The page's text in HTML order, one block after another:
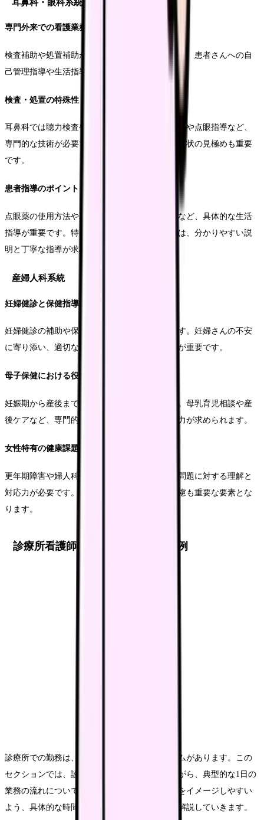
耳鼻科・眼科系統
専門外来での看護業務
検査補助や処置補助が主な業務となります。また、患者さんへの自
己管理指導や生活指導も重要な役割です。
検査・処置の特殊性
耳鼻科では聴力検査や鼻処置、眼科では視力検査や点眼指導など、
専門的な技術が必要です。また、緊急性の高い症状の見極めも重要
です。
患者指導のポイント
点眼薬の使用方法や耳鼻科処置後のセルフケアなど、具体的な生活
指導が重要です。特に高齢者や小児への対応では、分かりやすい説
明と丁寧な指導が求められます。
産婦人科系統
妊婦健診と保健指導
妊婦健診の補助や保健指導が主な業務となります。妊婦さんの不安
に寄り添い、適切なアドバイスを提供することが重要です。
母子保健における役割
妊娠期から産後まで、継続的な支援が必要です。母乳育児相談や産
後ケアなど、専門的な知識とカウンセリング能力が求められます。
女性特有の健康課題への対応
更年期障害や婦人科疾患など、女性特有の健康問題に対する理解と
対応力が必要です。また、プライバシーへの配慮も重要な要素とな
ります。
診療所看護師の1日のスケジュール例
診療所での勤務は、病院とは異なる独自のリズムがあります。この
セクションでは、診療科目別の特徴を踏まえながら、典型的な1日の
業務の流れについてご説明します。実際の現場をイメージしやすい
よう、具体的な時間帯ごとの業務内容を詳しく解説していきます。